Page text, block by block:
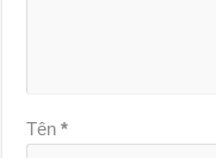
Tên*